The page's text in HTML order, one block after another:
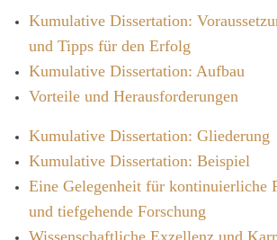
Kumulative Dissertation:
und Tipps für den Erfolg
Kumulative Dissertation: Aufbau
Vorteile und Herausforderungen
Kumulative Dissertation: Gliederung
Kumulative Dissertation: Beispiel
Eine Gelegenheit für kontinuierliche
und tiefgehende Forschung
Wissenschaftliche Exzellenz und